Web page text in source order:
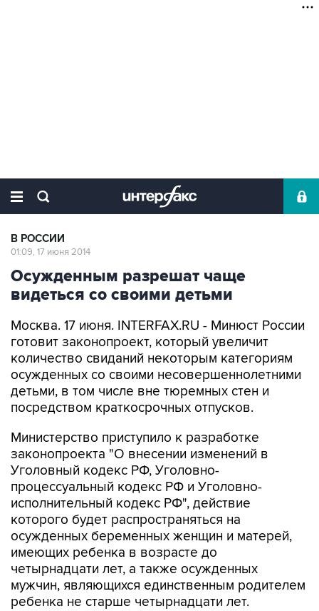
В РОССИИ
01:09, 17 июня 2014
Осужденным разрешат чаще
видеться со своими детьми
Москва. 17 июня. INTERFAX.RU - Минюст России
готовит законопроект, который увеличит
количество свиданий некоторым категориям
осужденных со своими несовершеннолетними
детьми, в том числе вне тюремных стен и
посредством краткосрочных отпусков.
Министерство приступило к разработке
законопроекта "О внесении изменений в
Уголовный кодекс РФ, Уголовно-
процессуальный кодекс РФ и Уголовно-
исполнительный кодекс РФ", действие
которого будет распространяться на
осужденных беременных женщин и матерей,
имеющих ребенка в возрасте до
четырнадцати лет, а также осужденных
мужчин, являющихся единственным родителем
ребенка не старше четырнадцати лет.